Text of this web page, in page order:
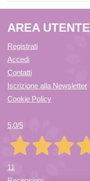
AREA UTENTE
Registrati
Accedi
Contatti
Iscrizione alla Newsletter
Cookie Policy
5,0/5
11